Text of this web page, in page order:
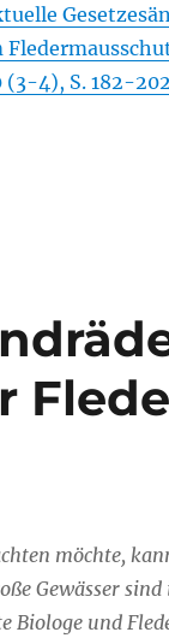
4), S. 182-202
möchte,
Gewässer
Biologe und